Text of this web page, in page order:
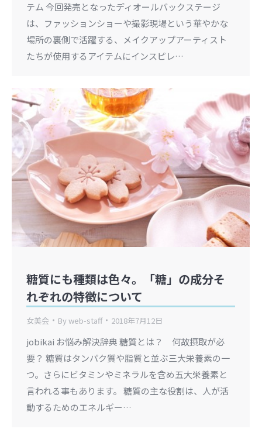
テム 今回発売となったディオールバックステージ
は、ファッションショーや撮影現場という華やかな
場所の裏側で活躍する、メイクアップアーティスト
たちが使用するアイテムにインスピレ…
糖質にも種類は色々。「糖」の成分そ
れぞれの特徴について
女美会 Byweb-staff 2018年7月12日
jobikai お悩み解決辞典 糖質とは？ 何故摂取が必
要？ 糖質はタンパク質や脂質と並ぶ三大栄養素の一
つ。さらにビタミンやミネラルを含め五大栄養素と
言われる事もあります。 糖質の主な役割は、人が活
動するためのエネルギー…